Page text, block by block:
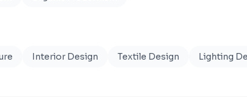
Interior Design Textile Design Lighting